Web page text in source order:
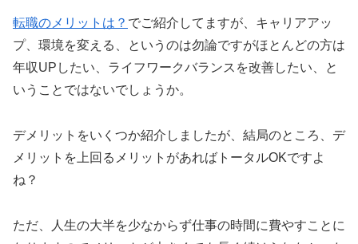
転職のメリットは？ でご紹介してますが、キャリアアッ
プ、環境を変える、というのは勿論ですがほとんどの方は
年収UPしたい、ライフワークバランスを改善したい、と
いうことではないでしょうか。
デメリットをいくつか紹介しましたが、結局のところ、デ
メリットを上回るメリットがあればトータルOKですよ
ね？
ただ、人生の大半を少なからず仕事の時間に費やすことに